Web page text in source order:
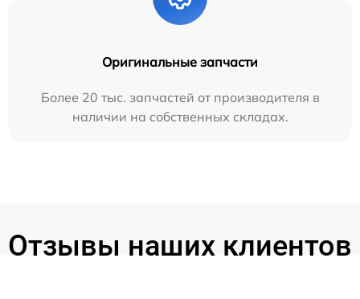
Оригинальные запчасти
Более 20 тыс. запчастей от производителя в
наличии на собственных складах.
Отзывы наших клиентов